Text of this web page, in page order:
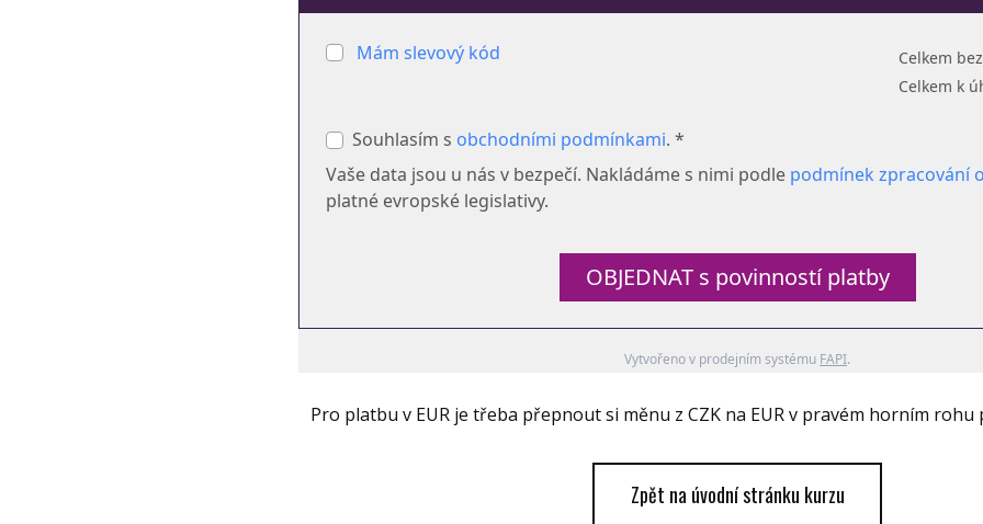
Mám slevový kód
Celkem
Celkem k
Souhlasím s obchodními podmínkami. *
Vaše data jsou u nás v bezpečí. Nakládáme s nimi podle podmínek zpracování
platné evropské legislativy.
OBJEDNAT s povinností platby
Vytvořeno v prodejním systému FAPI.
Pro platbu v EUR je třeba přepnout si měnu z CZK na EUR v pravém horním
Zpět na úvodní stránku kurzu